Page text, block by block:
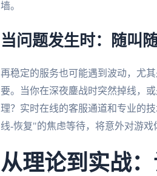
墙。
当问题发生时：随叫
再稳定的服务也可能遇到波动，尤
要。当你在深夜鏖战时突然掉线，
理？实时在线的客服通道和专业的
线-恢复"的焦虑等待，将意外对游戏
从理论到实战